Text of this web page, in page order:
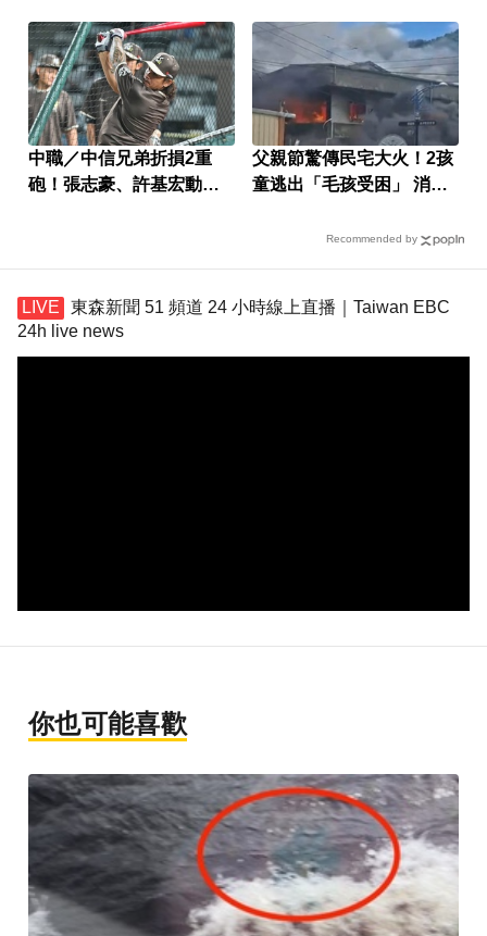
中職／中信兄弟折損2重
砲！張志豪、許基宏動刀
父親節驚傳民宅大火！2孩
童逃出「毛孩受困」 消防
Recommended by
東森新聞 51 頻道 24 小時線上直播｜Taiwan EBC
24h live news
你也可能喜歡